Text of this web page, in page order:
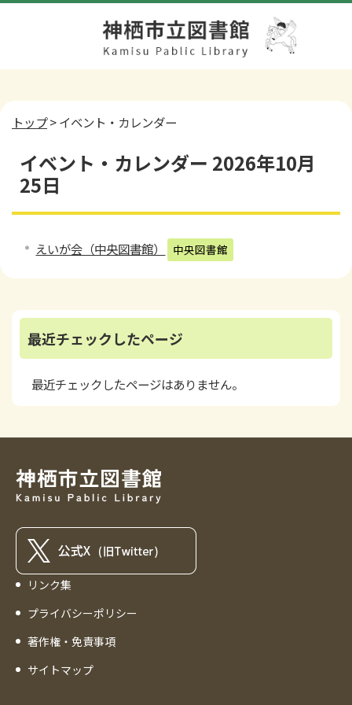
トップ> イベント・カレンダー
イベント・カレンダー 2026年10月
25日
えいが会（中央図書館） 中央図書館
最近チェックしたページ
最近チェックしたページはありません。
リンク集
プライバシーポリシー
著作権・免責事項
サイトマップ